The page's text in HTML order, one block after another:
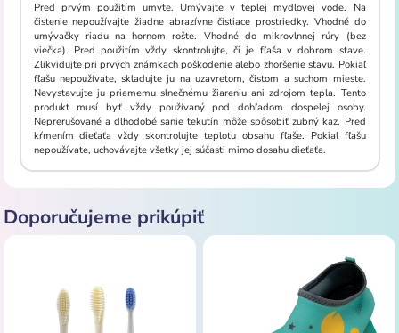
Pred prvým použitím umyte. Umývajte v teplej mydlovej vode. Na
čistenie nepoužívajte žiadne abrazívne čistiace prostriedky. Vhodné do
umývačky riadu na hornom rošte. Vhodné do mikrovlnnej rúry (bez
viečka). Pred použitím vždy skontrolujte, či je fľaša v dobrom stave.
Zlikvidujte pri prvých známkach poškodenie alebo zhoršenie stavu. Pokiaľ
fľašu nepoužívate, skladujte ju na uzavretom, čistom a suchom mieste.
Nevystavujte ju priamemu slnečnému žiareniu ani zdrojom tepla. Tento
produkt musí byť vždy používaný pod dohľadom dospelej osoby.
Neprerušované a dlhodobé sanie tekutín môže spôsobiť zubný kaz. Pred
kŕmením dieťaťa vždy skontrolujte teplotu obsahu fľaše. Pokiaľ fľašu
nepoužívate, uchovávajte všetky jej súčasti mimo dosahu dieťaťa.
Doporučujeme prikúpiť